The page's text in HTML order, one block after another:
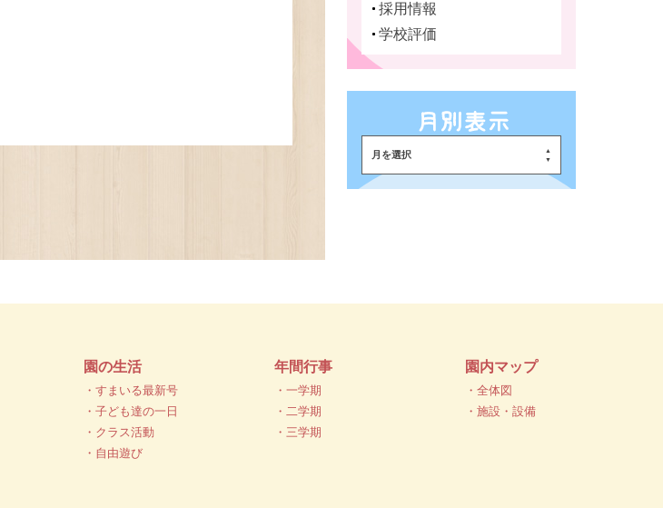
採用情報
学校評価
月を選択
園の生活
・すまいる最新号
・子ども達の一日
・クラス活動
・自由遊び
年間行事
・一学期
・二学期
・三学期
園内マップ
・全体図
・施設・設備